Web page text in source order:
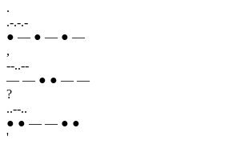
.
.-.-.-
● — ● — ● —
,
--..--
— — ● ● — —
?
..--..
● ● — — ● ●
'